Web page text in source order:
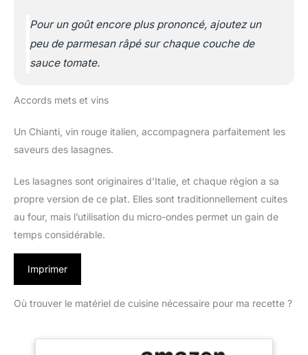
Pour un goût encore plus prononcé, ajoutez un
peu de parmesan râpé sur chaque couche de
sauce tomate.
Accords mets et vins
Un Chianti, vin rouge italien, accompagnera parfaitement les
saveurs des lasagnes.
Les lasagnes sont originaires d’Italie, et chaque région a sa
propre version de ce plat. Elles sont traditionnellement cuites
au four, mais l’utilisation du micro-ondes permet un gain de
temps considérable.
Imprimer
Où trouver le matériel de cuisine nécessaire pour ma recette ?